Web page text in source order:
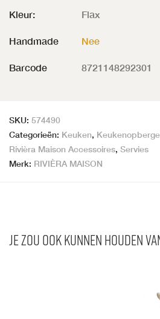
Kleur: Flax
Handmade Nee
Barcode 8721148292301
SKU: 574490
Categorieën: Keuken,
Rivièra Maison Accessoires, Servies
Merk: RIVIÈRA MAISON
Je zou ook kunnen houden